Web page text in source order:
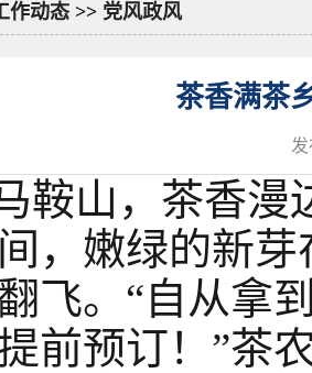
作动态 >> 党风政风
茶香满茶
鞍山，茶香漫
，嫩绿的新
飞。“自从拿
前预订！”茶